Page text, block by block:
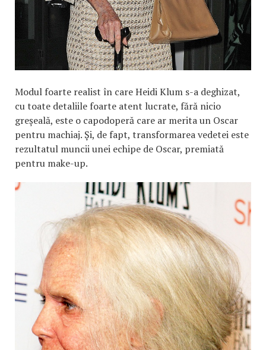
Modul foarte realist în care Heidi Klum s-a deghizat,
cu toate detaliile foarte atent lucrate, fără nicio
greșeală, este o capodoperă care ar merita un Oscar
pentru machiaj. Și, de fapt, transformarea vedetei este
rezultatul muncii unei echipe de Oscar, premiată
pentru make-up.